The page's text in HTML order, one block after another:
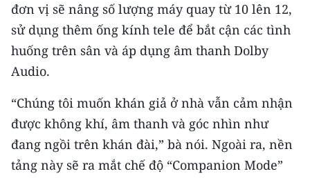
THỜI NAY
NHÂN DÂN CUỐI TUẦN
NHÂN DÂN HẰNG THÁNG
MUA BÁO
ĐỌC BÁO IN
đơn vị sẽ nâng số lượng máy quay từ 10 lên 12,
sử dụng thêm ống kính tele để bắt cận các tình
huống trên sân và áp dụng âm thanh Dolby
Audio.
“Chúng tôi muốn khán giả ở nhà vẫn cảm nhận
được không khí, âm thanh và góc nhìn như
đang ngồi trên khán đài,” bà nói. Ngoài ra, nền
tảng này sẽ ra mắt chế độ “Companion Mode”